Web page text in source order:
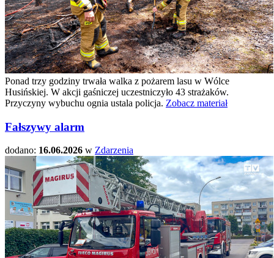
Ponad trzy godziny trwała walka z pożarem lasu w Wólce
Husińskiej. W akcji gaśniczej uczestniczyło 43 strażaków.
Przyczyny wybuchu ognia ustala policja. Zobacz materiał
Fałszywy alarm
dodano: 16.06.2026 w Zdarzenia